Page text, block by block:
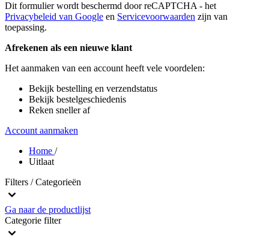
Dit formulier wordt beschermd door reCAPTCHA - het
Privacybeleid van Google en Servicevoorwaarden zijn van
toepassing.
Afrekenen als een nieuwe klant
Het aanmaken van een account heeft vele voordelen:
Bekijk bestelling en verzendstatus
Bekijk bestelgeschiedenis
Reken sneller af
Account aanmaken
Home /
Uitlaat
Filters / Categorieën
Ga naar de productlijst
Categorie filter